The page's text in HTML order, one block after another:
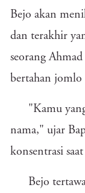
Bejo akan
dan terakhir
seorang
bertahan jomlo
"Kamu
nama," ujar
konsentrasi
Bejo